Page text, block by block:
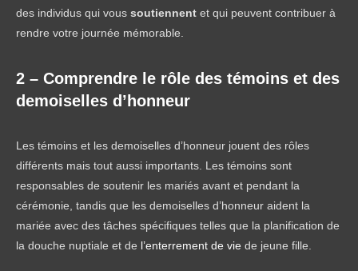
des individus qui vous soutiennent et qui peuvent contribuer à
rendre votre journée mémorable.
2 – Comprendre le rôle des témoins et des
demoiselles d’honneur
Les témoins et les demoiselles d’honneur jouent des rôles
différents mais tout aussi importants. Les témoins sont
responsables de soutenir les mariés avant et pendant la
cérémonie, tandis que les demoiselles d’honneur aident la
mariée avec des tâches spécifiques telles que la planification de
la douche nuptiale et de l’enterrement de vie de jeune fille.